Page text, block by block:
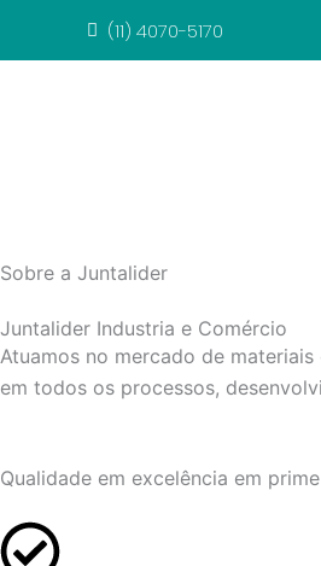
(11) 4070-5170
Sobre a Juntalider
Juntalider Industria e Comércio
Atuamos no mercado de
em todos os processos,
Qualidade em excelência em